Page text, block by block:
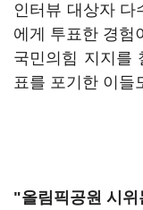
인터뷰 대상자
에게 투표한 경험
국민의힘 지지를
표를 포기한 이들
"올림픽공원 시